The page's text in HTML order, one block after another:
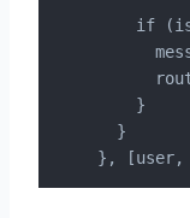
if
    }
  }
}, [user,